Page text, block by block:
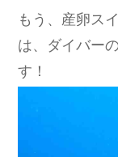
もう、産卵ス
は、ダイバー
す！